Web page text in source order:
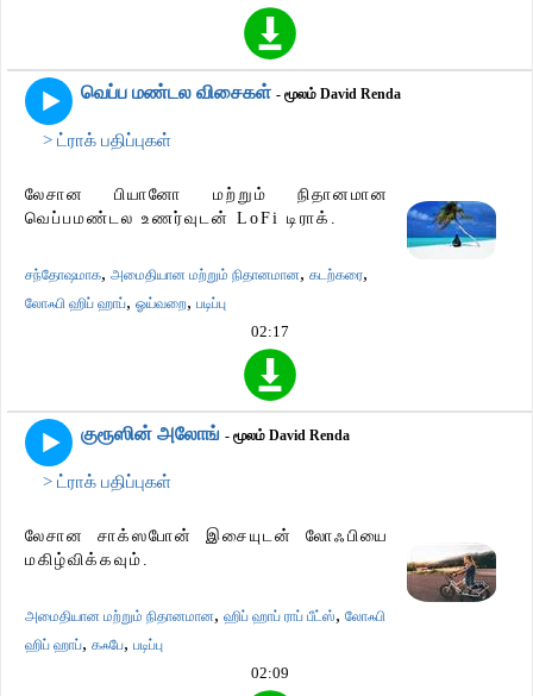
வெப்ப மண்டல விசைகள் - மூலம் David Renda
> ட்ராக் பதிப்புகள்
லேசான பியானோ மற்றும் நிதானமான
வெப்பமண்டல உணர்வுடன் LoFi டிராக்.
சந்தோஷமாக, அமைதியான மற்றும் நிதானமான, கடற்கரை,
லோஃபி ஹிப் ஹாப், ஓய்வறை, படிப்பு
02:17
குரூஸின் அலோங் - மூலம் David Renda
> ட்ராக் பதிப்புகள்
லேசான சாக்ஸபோன் இசையுடன் லோஃபியை
மகிழ்விக்கவும்.
அமைதியான மற்றும் நிதானமான, ஹிப் ஹாப் ராப் பீட்ஸ், லோஃபி
ஹிப் ஹாப், கஃபே, படிப்பு
02:09